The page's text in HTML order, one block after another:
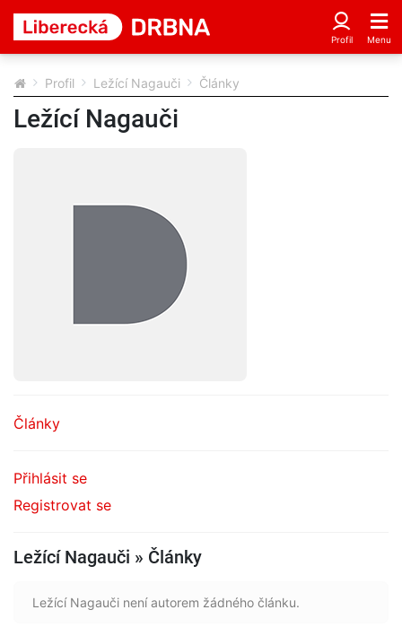
Profil Ležící Nagauči Články
Ležící Nagauči
Články
Přihlásit se
Registrovat se
Ležící Nagauči » Články
Ležící Nagauči není autorem žádného článku.